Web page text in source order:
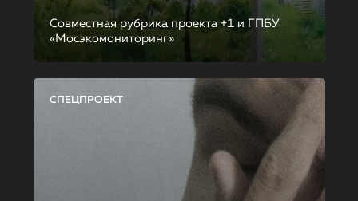
Совместная рубрика проекта +1 и ГПБУ
«Мосэкомониторинг»
СПЕЦПРОЕКТ